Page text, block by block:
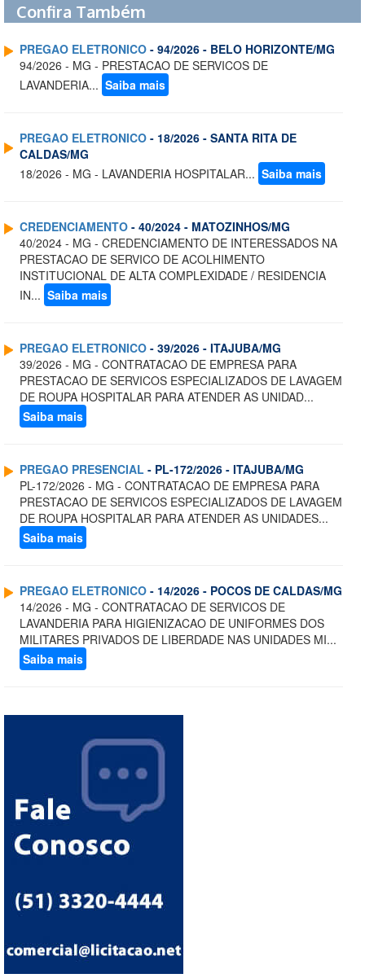
Confira Também
PREGAO ELETRONICO - 94/2026 - BELO HORIZONTE/MG
94/2026 - MG - PRESTACAO DE SERVICOS DE
LAVANDERIA... Saiba mais
PREGAO ELETRONICO - 18/2026 - SANTA RITA DE
CALDAS/MG
18/2026 - MG - LAVANDERIA HOSPITALAR... Saiba mais
CREDENCIAMENTO - 40/2024 - MATOZINHOS/MG
40/2024 - MG - CREDENCIAMENTO DE INTERESSADOS NA
PRESTACAO DE SERVICO DE ACOLHIMENTO
INSTITUCIONAL DE ALTA COMPLEXIDADE / RESIDENCIA
IN... Saiba mais
PREGAO ELETRONICO - 39/2026 - ITAJUBA/MG
39/2026 - MG - CONTRATACAO DE EMPRESA PARA
PRESTACAO DE SERVICOS ESPECIALIZADOS DE LAVAGEM
DE ROUPA HOSPITALAR PARA ATENDER AS UNIDAD...
Saiba mais
PREGAO PRESENCIAL - PL-172/2026 - ITAJUBA/MG
PL-172/2026 - MG - CONTRATACAO DE EMPRESA PARA
PRESTACAO DE SERVICOS ESPECIALIZADOS DE LAVAGEM
DE ROUPA HOSPITALAR PARA ATENDER AS UNIDADES...
Saiba mais
PREGAO ELETRONICO - 14/2026 - POCOS DE CALDAS/MG
14/2026 - MG - CONTRATACAO DE SERVICOS DE
LAVANDERIA PARA HIGIENIZACAO DE UNIFORMES DOS
MILITARES PRIVADOS DE LIBERDADE NAS UNIDADES MI...
Saiba mais